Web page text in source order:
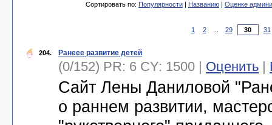
Сортировать по: Популярности | Названию | Оценке
1 2 29 31
204. Ранеее развитие детей
(0/152) PR: 6 CY: 1500 | Оценить |
Сайт Лены Даниловой
о раннем развитии,